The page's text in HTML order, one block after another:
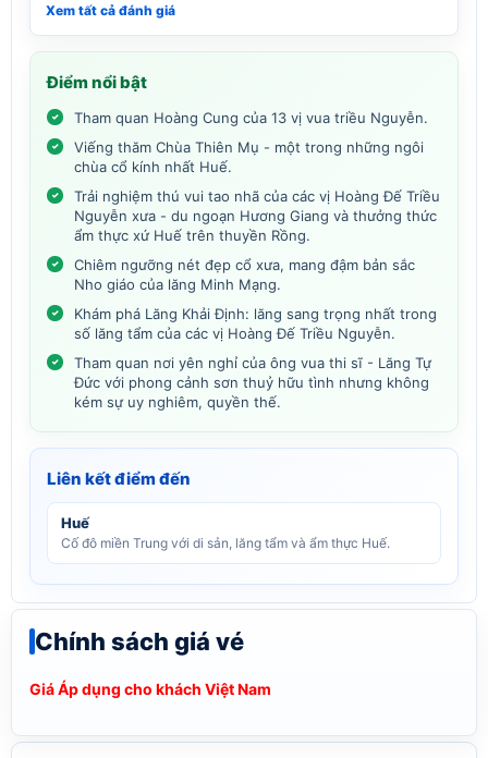
Xem tất cả đánh giá
Điểm nổi bật
Tham quan Hoàng Cung của 13 vị vua triều Nguyễn.
Viếng thăm Chùa Thiên Mụ - một trong những ngôi
chùa cổ kính nhất Huế.
Trải nghiệm thú vui tao nhã của các vị Hoàng Đế Triều
Nguyễn xưa - du ngoạn Hương Giang và thưởng thức
ẩm thực xứ Huế trên thuyền Rồng.
Chiêm ngưỡng nét đẹp cổ xưa, mang đậm bản sắc
Nho giáo của lăng Minh Mạng.
Khám phá Lăng Khải Định: lăng sang trọng nhất trong
số lăng tẩm của các vị Hoàng Đế Triều Nguyễn.
Tham quan nơi yên nghỉ của ông vua thi sĩ - Lăng Tự
Đức với phong cảnh sơn thuỷ hữu tình nhưng không
kém sự uy nghiêm, quyền thế.
Liên kết điểm đến
Huế
Cố đô miền Trung với di sản, lăng tẩm và ẩm thực Huế.
Chính sách giá vé
Giá Áp dụng cho khách Việt Nam